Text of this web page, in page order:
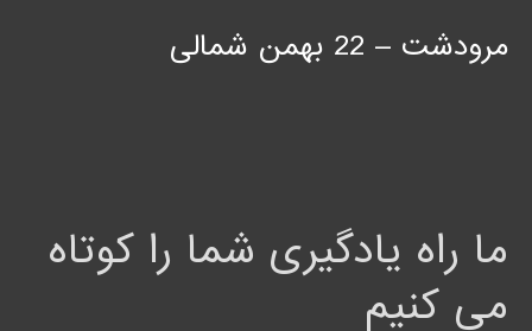
مرودشت – 22 بهمن شمالی
ما راه یادگیری شما را کوتاه
می کنیم